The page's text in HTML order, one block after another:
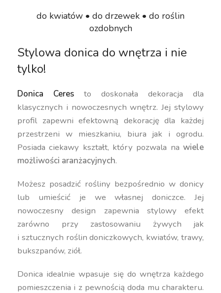
do kwiatów • do drzewek • do roślin
ozdobnych
Stylowa donica do wnętrza i nie
tylko!
Donica Ceresto doskonała dekoracja dla
klasycznych i nowoczesnych wnętrz. Jej stylowy
profil zapewni efektowną dekorację dla każdej
przestrzeni w mieszkaniu, biura jak i ogrodu.
Posiada ciekawy kształt, który pozwala na wiele
możliwości aranżacyjnych.
Możesz posadzić rośliny bezpośrednio w donicy
lub umieścić je we własnej doniczce. Jej
nowoczesny design zapewnia stylowy efekt
zarówno przy zastosowaniu żywych jak
i sztucznych roślin doniczkowych, kwiatów, trawy,
bukszpanów, ziół.
Donica idealnie wpasuje się do wnętrza każdego
pomieszczenia i z pewnością doda mu charakteru.